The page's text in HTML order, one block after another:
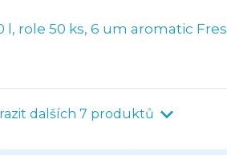
l, role 50 ks, 6 um aromatic
dalších 7 produktů